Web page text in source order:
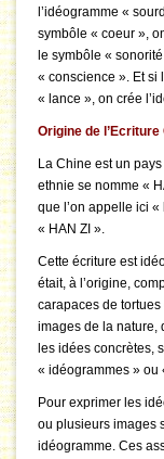
l’idéogramme «
symbôle « coeur »,
le symbôle «
« conscience ». Et si
« lance », on crée
Origine de
La Chine est un
ethnie se nomme «
que l’on appelle ici «
« HAN ZI ».
Cette écriture est
était, à l’origine,
carapaces de
images de la nature,
les idées concrètes,
« idéogrammes » ou
Pour exprimer les
ou plusieurs images
idéogramme. Ces